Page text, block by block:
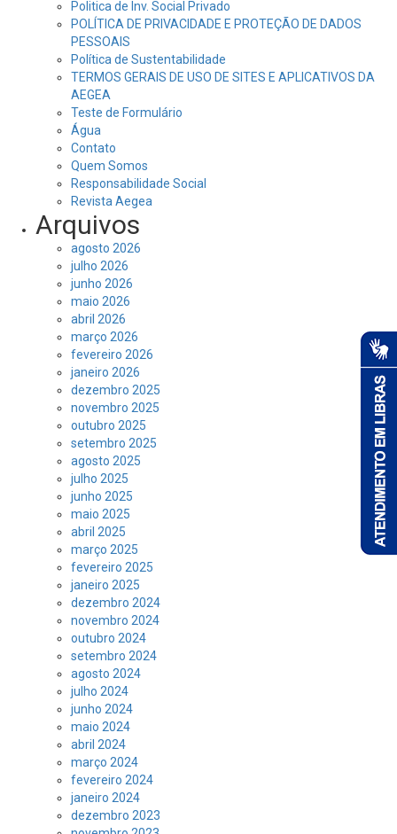
Politica de Inv. Social Privado
POLÍTICA DE PRIVACIDADE E PROTEÇÃO DE DADOS
PESSOAIS
Política de Sustentabilidade
TERMOS GERAIS DE USO DE SITES E APLICATIVOS DA
AEGEA
Teste de Formulário
Água
Contato
Quem Somos
Responsabilidade Social
Revista Aegea
Arquivos
agosto 2026
julho 2026
junho 2026
maio 2026
abril 2026
março 2026
fevereiro 2026
janeiro 2026
dezembro 2025
novembro 2025
outubro 2025
setembro 2025
agosto 2025
julho 2025
junho 2025
maio 2025
abril 2025
março 2025
fevereiro 2025
janeiro 2025
dezembro 2024
novembro 2024
outubro 2024
setembro 2024
agosto 2024
julho 2024
junho 2024
maio 2024
abril 2024
março 2024
fevereiro 2024
janeiro 2024
dezembro 2023